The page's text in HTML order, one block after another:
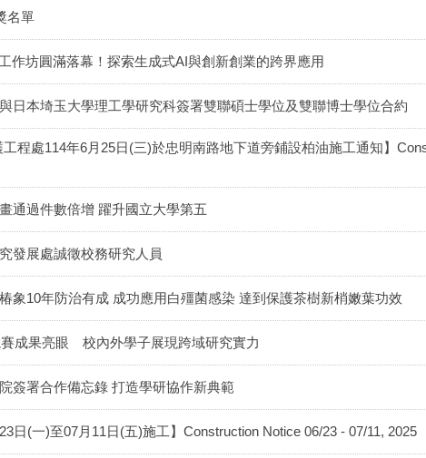
名單
作坊圓滿落幕！探索生成式AI與創新創業的跨界應用
日本埼玉大學理工學研究科簽署雙聯碩士學位及雙聯博士學位合約
工程處114年6月25日(三)於忠明南路地下道旁鋪設柏油施工通知】
通過件數倍增 躍升國立大學第五
發展處誠徵校務研究人員
象10年防治有成 成功應用白殭菌感染 達到保護茶樹新梢嫩葉功效
賽成果亮眼 校內外學子展現跨域研究實力
簽署合作備忘錄 打造學研協作新典範
日(一)至07月11日(五)施工】Construction Notice 06/23 - 07/11, 2025